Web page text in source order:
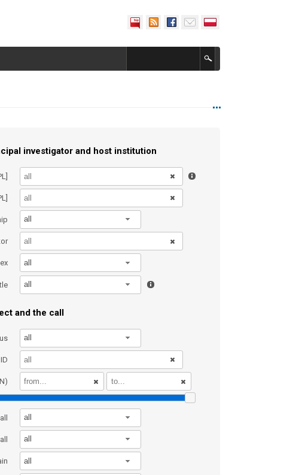
investigator and host institution
all
all
all
and the call
all
all
all
all